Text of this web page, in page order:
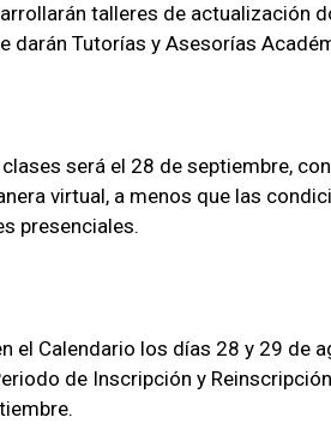
talleres de actualización
darán Tutorías y Asesorías
será el 28 de septiembre,
virtual, a menos que las
presenciales.
el Calendario los días 28 y 29 de
de Inscripción y